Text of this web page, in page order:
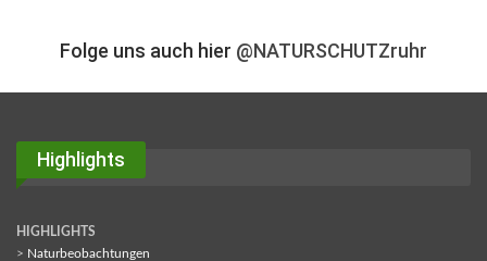
Folge uns auch hier @NATURSCHUTZruhr
Highlights
HIGHLIGHTS
> Naturbeobachtungen